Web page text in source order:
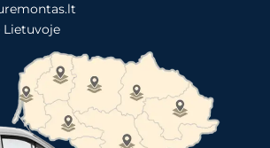
Lietuvoje